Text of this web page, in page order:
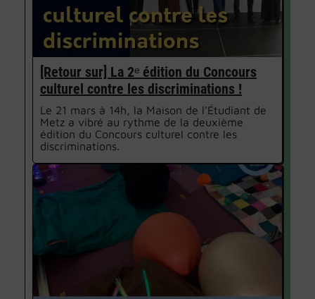
[Retour sur] La 2ᵉ édition du Concours
culturel contre les discriminations !
Le 21 mars à 14h, la Maison de l’Étudiant de
Metz a vibré au rythme de la deuxième
édition du Concours culturel contre les
discriminations.